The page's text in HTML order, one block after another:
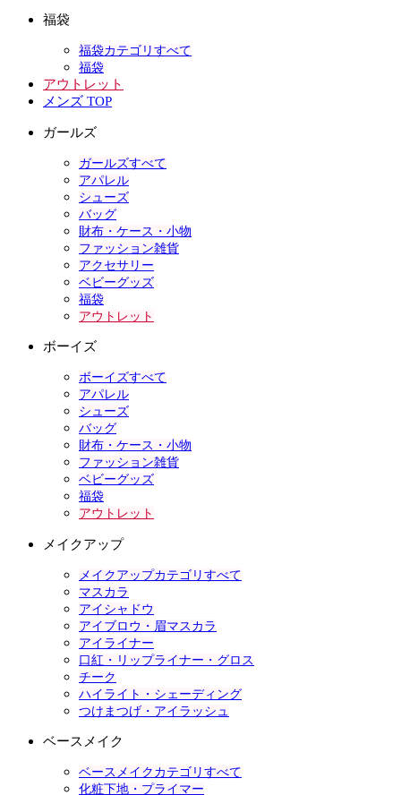
福袋
福袋カテゴリすべて
福袋
アウトレット
メンズ TOP
ガールズ
ガールズすべて
アパレル
シューズ
バッグ
財布・ケース・小物
ファッション雑貨
アクセサリー
ベビーグッズ
福袋
アウトレット
ボーイズ
ボーイズすべて
アパレル
シューズ
バッグ
財布・ケース・小物
ファッション雑貨
ベビーグッズ
福袋
アウトレット
メイクアップ
メイクアップカテゴリすべて
マスカラ
アイシャドウ
アイブロウ・眉マスカラ
アイライナー
口紅・リップライナー・グロス
チーク
ハイライト・シェーディング
つけまつげ・アイラッシュ
ベースメイク
ベースメイクカテゴリすべて
化粧下地・プライマー